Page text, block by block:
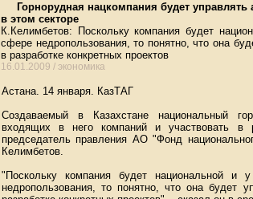
Горнорудная нацкомпания будет управлять
в этом секторе
К.Келимбетов: Поскольку компания будет
сфере недропользования, то понятно, что она
в разработке конкретных проектов
16.01.2009 / экономика
Астана. 14 января. КазТАГ
Создаваемый в Казахстане национальный
входящих в него компаний и участвовать в
председатель правления АО "Фонд
Келимбетов.
"Поскольку компания будет национальной
недропользования, то понятно, что она будет